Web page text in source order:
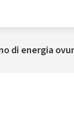
di energia